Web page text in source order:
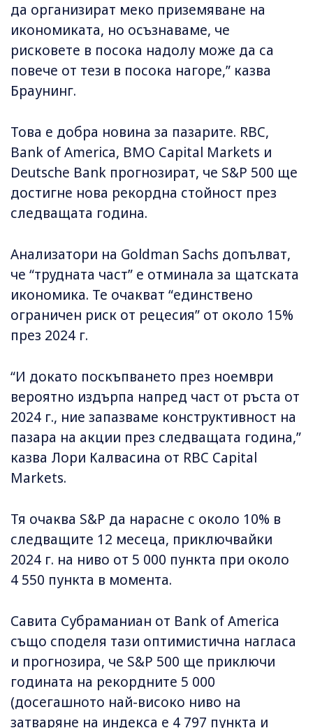
да организират меко приземяване на
икономиката, но осъзнаваме, че
рисковете в посока надолу може да са
повече от тези в посока нагоре,” казва
Браунинг.
Това е добра новина за пазарите. RBC,
Bank of America, BMO Capital Markets и
Deutsche Bank прогнозират, че S&P 500 ще
достигне нова рекордна стойност през
следващата година.
Анализатори на Goldman Sachs допълват,
че “трудната част” е отминала за щатската
икономика. Те очакват “единствено
ограничен риск от рецесия” от около 15%
през 2024 г.
“И докато поскъпването през ноември
вероятно издърпа напред част от ръста от
2024 г., ние запазваме конструктивност на
пазара на акции през следващата година,”
казва Лори Калвасина от RBC Capital
Markets.
Тя очаква S&P да нарасне с около 10% в
следващите 12 месеца, приключвайки
2024 г. на ниво от 5 000 пункта при около
4 550 пункта в момента.
Савита Субраманиан от Bank of America
също споделя тази оптимистична нагласа
и прогнозира, че S&P 500 ще приключи
годината на рекордните 5 000
(досегашното най-високо ниво на
затваряне на индекса е 4 797 пункта и